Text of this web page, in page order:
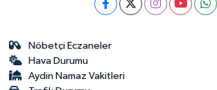
Nöbetçi Eczaneler
Hava Durumu
Aydin Namaz Vakitleri